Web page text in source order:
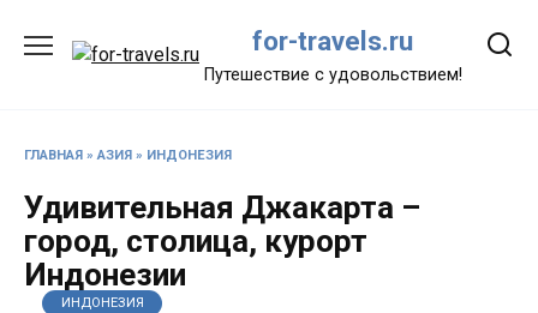
содержанию
for-travels.ru
Путешествие с удовольствием!
ГЛАВНАЯ »АЗИЯ » ИНДОНЕЗИЯ
Удивительная Джакарта –
город, столица, курорт
Индонезии
ИНДОНЕЗИЯ